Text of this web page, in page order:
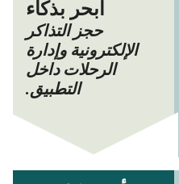
أبحر بذكاء
حجز التذاكر
الإلكترونية وإدارة
الرحلات داخل
التطبيق.